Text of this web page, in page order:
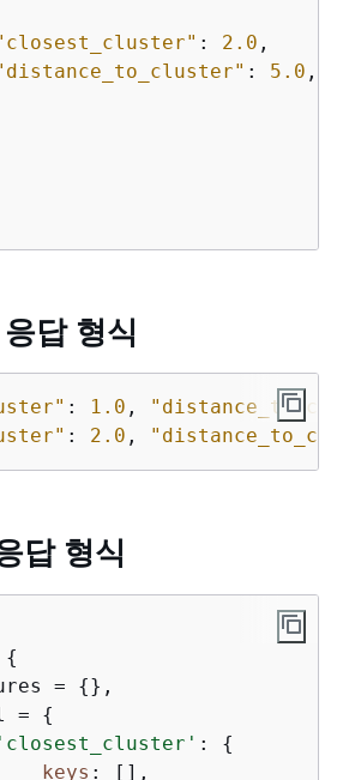
: 2.0 ,
: 5.0 ,
답 형식
: 1.0 ,
: 2.0 ,
답 형식
{
=
{},
=
{
'closest_cluster' : {
keys : [],